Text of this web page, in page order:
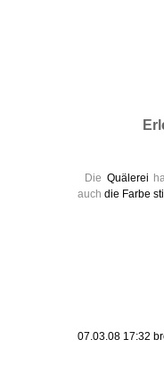
Die Quälerei
auch die Farbe
07.03.08 17:32